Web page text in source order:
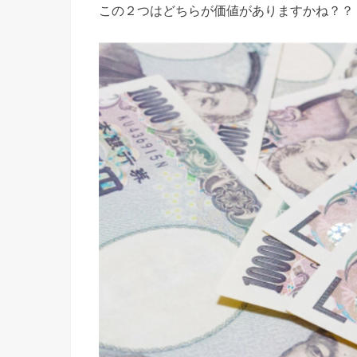
この２つはどちらが価値がありますかね？？